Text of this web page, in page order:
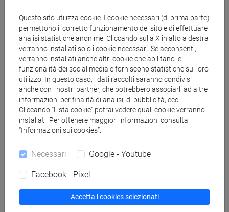
E DELL'AFRICA MEDITERRANEA - Laurea
corea /cina/giappone/medio oriente e africa/
eurasia
Mutua da
ESERCITAZIONI DI LINGUA TURCA 1 MOD.1A
[LT0054]
Struttura generale dell'insegnamento
LINGUA TURCA 1
Questo sito utilizza cookie. I cookie necessari (di prima parte)
permettono il corretto funzionamento del sito e di effettuare
analisi statistiche anonime. Cliccando sulla X in alto a destra
verranno installati solo i cookie necessari. Se acconsenti,
verranno installati anche altri cookie che abilitano le
funzionalità dei social media e forniscono statistiche sul loro
utilizzo. In questo caso, i dati raccolti saranno condivisi
anche con i nostri partner, che potrebbero associarli ad altre
informazioni per finalità di analisi, di pubblicità, ecc.
Cliccando “Lista cookie” potrai vedere quali cookie verranno
installati. Per ottenere maggiori informazioni consulta
“Informazioni sui cookies”.
Necessari Google - Youtube
Facebook - Pixel
Accetta i cookies selezionati